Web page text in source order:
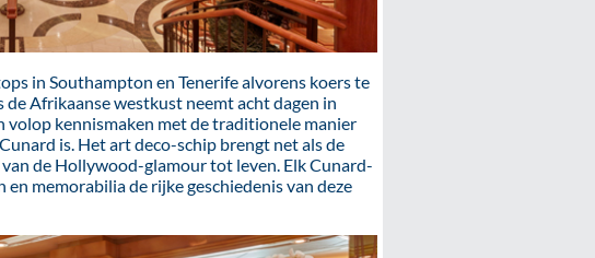
in Southampton en Tenerife alvorens koers te
Afrikaanse westkust neemt acht dagen in
volop kennismaken met de traditionele manier
is. Het art deco-schip brengt net als de
de Hollywood-glamour tot leven. Elk Cunard-
memorabilia de rijke geschiedenis van deze